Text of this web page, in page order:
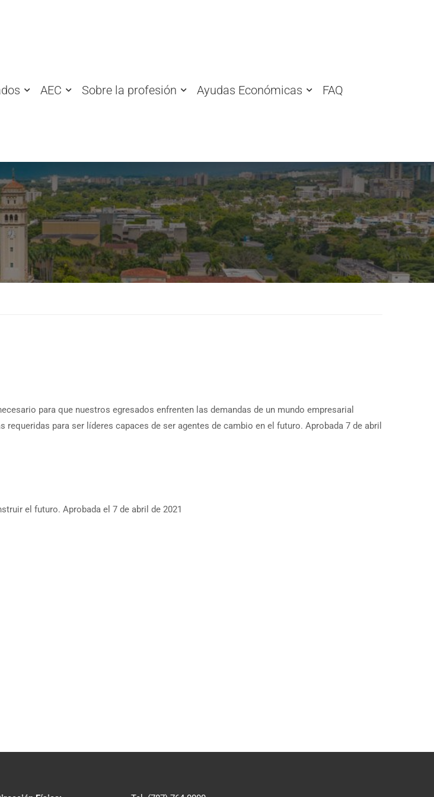
AEC Sobre la profesión Ayudas Económicas FAQ
para que nuestros egresados enfrenten las demandas de un mundo empresarial
para ser líderes capaces de ser agentes de cambio en el futuro. Aprobada 7 de abril
el futuro. Aprobada el 7 de abril de 2021